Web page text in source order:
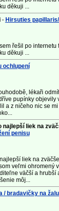
děkuji ...
- Hirsuties
řešil po
děkuji ...
ochlupení
lékaři
pupínky objevily
a z ničeho nic se
najlepší liek na
penisu
liek na
veľmi ohromený
väčší a hrubší
môj...
/ bradavičky na